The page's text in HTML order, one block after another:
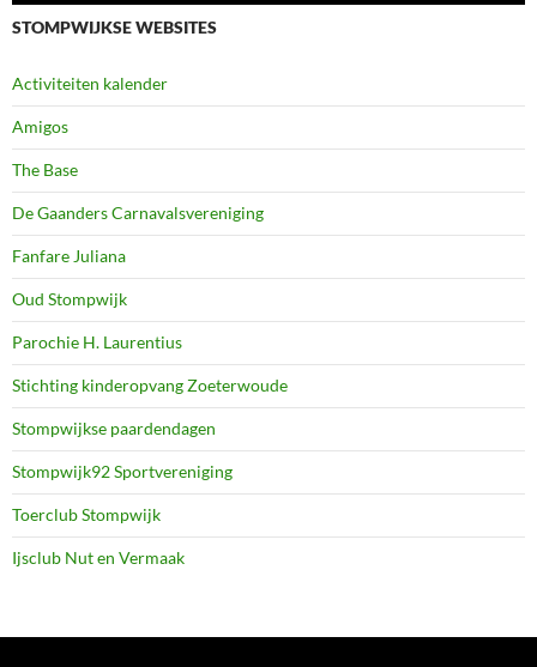
STOMPWIJKSE WEBSITES
Activiteiten kalender
Amigos
The Base
De Gaanders Carnavalsvereniging
Fanfare Juliana
Oud Stompwijk
Parochie H. Laurentius
Stichting kinderopvang Zoeterwoude
Stompwijkse paardendagen
Stompwijk92 Sportvereniging
Toerclub Stompwijk
Ijsclub Nut en Vermaak